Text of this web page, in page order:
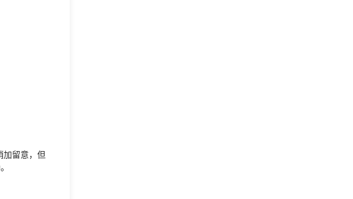
加留意，但